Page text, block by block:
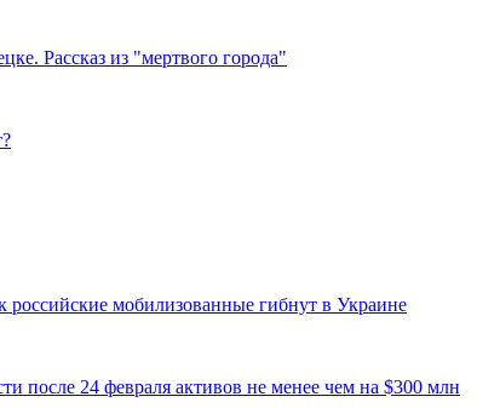
Рассказ из "мертвого города"
российские мобилизованные гибнут в Украине
после 24 февраля активов не менее чем на $300 млн